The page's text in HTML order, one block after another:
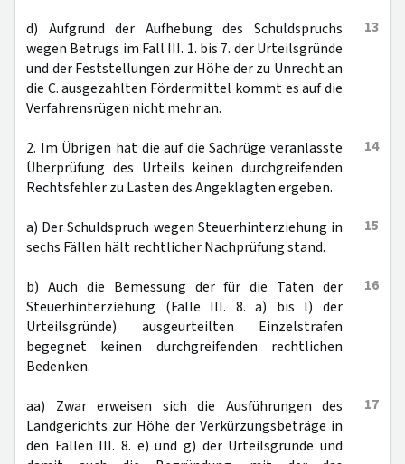
13
d) Aufgrund der Aufhebung des Schuldspruchs
wegen Betrugs im Fall III. 1. bis 7. der Urteilsgründe
und der Feststellungen zur Höhe der zu Unrecht an
die C. ausgezahlten Fördermittel kommt es auf die
Verfahrensrügen nicht mehr an.
14
2. Im Übrigen hat die auf die Sachrüge veranlasste
Überprüfung des Urteils keinen durchgreifenden
Rechtsfehler zu Lasten des Angeklagten ergeben.
15
a) Der Schuldspruch wegen Steuerhinterziehung in
sechs Fällen hält rechtlicher Nachprüfung stand.
16
b) Auch die Bemessung der für die Taten der
Steuerhinterziehung (Fälle III. 8. a) bis l) der
Urteilsgründe) ausgeurteilten Einzelstrafen
begegnet keinen durchgreifenden rechtlichen
Bedenken.
17
aa) Zwar erweisen sich die Ausführungen des
Landgerichts zur Höhe der Verkürzungsbeträge in
den Fällen III. 8. e) und g) der Urteilsgründe und